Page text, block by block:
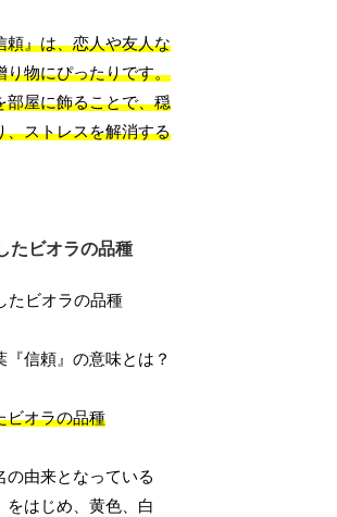
頼』は、恋人や友人な
り物にぴったりです。
部屋に飾ることで、穏
、ストレスを解消する
たビオラの品種
『信頼』の意味とは？
ビオラの品種
の由来となっている
をはじめ、黄色、白